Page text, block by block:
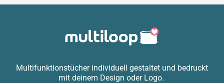
Multifunktionstücher individuell gestaltet und bedruckt
mit deinem Design oder Logo.